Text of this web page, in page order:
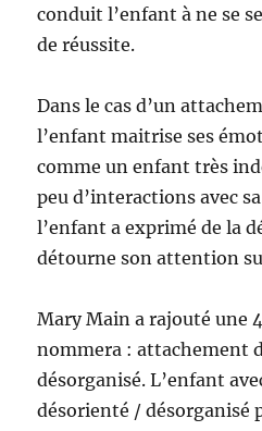
conduit l’enfant à ne se
de réussite.
Dans le cas d’un
l’enfant maitrise ses
comme un enfant très
peu d’interactions avec
l’enfant a exprimé de la
détourne son attention
Mary Main a rajouté une
nommera : attachement
désorganisé. L’enfant
désorienté / désorganisé